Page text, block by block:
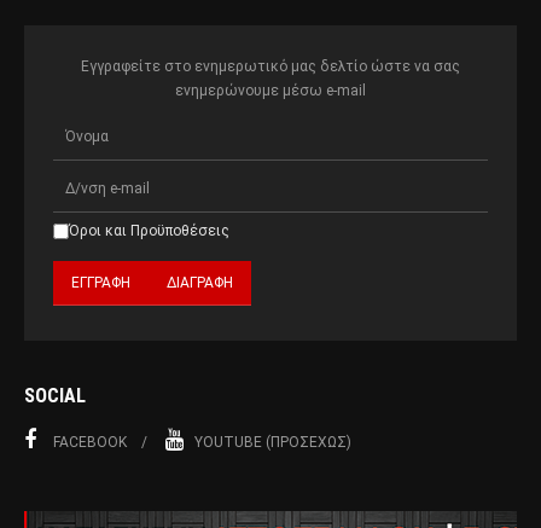
Εγγραφείτε στο ενημερωτικό μας δελτίο ώστε να σας
ενημερώνουμε μέσω e-mail
Όροι και Προϋποθέσεις
SOCIAL
FACEBOOK YOUTUBE (ΠΡΟΣΕΧΏΣ)